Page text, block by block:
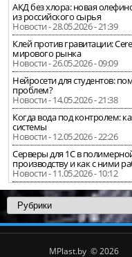
АКД без хлора: новая
из российского сырья
Новости - 28.05.2026 - 21:39
Клей против гравитации:
мирового рынка
Новости - 26.05.2026 - 09:09
Нейросети для студентов:
проблем?
Новости - 14.05.2026 - 21:38
Когда вода под контролем:
системы
Новости - 12.05.2026 - 22:26
Серверы для 1С в
производству и как с ними
Новости - 11.05.2026 - 10:12
MPlast.by © 2026